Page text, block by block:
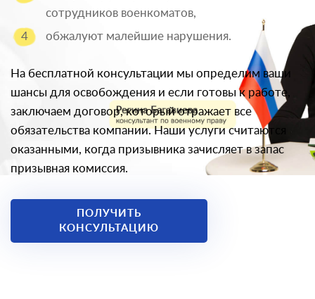
сотрудников военкоматов,
обжалуют малейшие нарушения.
На бесплатной консультации мы определим ваши
шансы для освобождения и если готовы к работе,
заключаем договор, который отражает все
обязательства компании. Наши услуги считаются
оказанными, когда призывника зачисляет в запас
призывная комиссия.
ПОЛУЧИТЬ
КОНСУЛЬТАЦИЮ